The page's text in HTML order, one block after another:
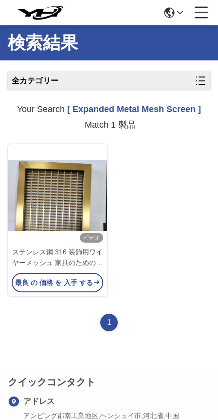
検索結果
全カテゴリー
Your Search [ Expanded Metal Mesh Screen ]
Match 1 製品
ビデオ
ステンレス鋼 316 装飾用ワイ
ヤーメッシュ 家具のための装
飾用ワイヤースクリーン
最良 の 価格 を 入手 する
1
クイックコンタクト
アドレス
アンピング郡南工業地区,ヘンシュイ市,河北省,中国